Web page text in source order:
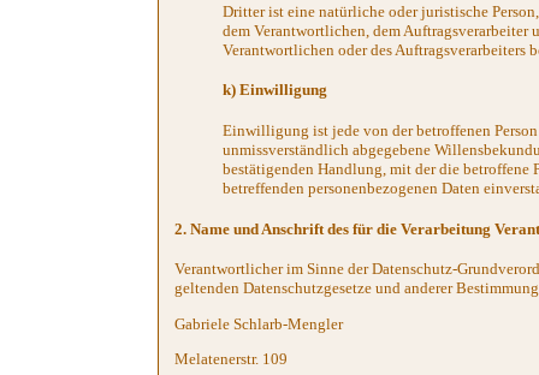
Dritter ist eine natürliche oder juristische
dem Verantwortlichen, dem Auftragsverarbeiter
Verantwortlichen oder des Auftragsverarbeiters
k) Einwilligung
Einwilligung ist jede von der betroffenen
unmissverständlich abgegebene
bestätigenden Handlung, mit der die betroffene
betreffenden personenbezogenen Daten
2. Name und Anschrift des für die Verarbeitung
Verantwortlicher im Sinne der Datenschutz-
geltenden Datenschutzgesetze und anderer
Gabriele Schlarb-Mengler
Melatenerstr. 109